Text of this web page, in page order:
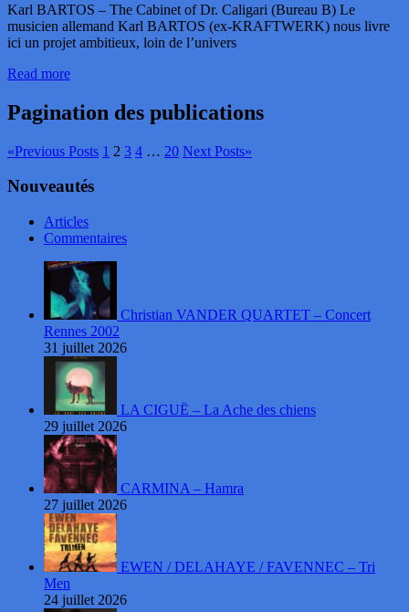
Karl BARTOS – The Cabinet of Dr. Caligari (Bureau B) Le
musicien allemand Karl BARTOS (ex-KRAFTWERK) nous livre
ici un projet ambitieux, loin de l’univers
Read more
Pagination des publications
«Previous Posts 1 2 3 4 … 20 Next Posts»
Nouveautés
Articles
Commentaires
Christian VANDER QUARTET – Concert
Rennes 2002
31 juillet 2026
LA CIGUË – La Ache des chiens
29 juillet 2026
CARMINA – Hamra
27 juillet 2026
EWEN / DELAHAYE / FAVENNEC – Tri
Men
24 juillet 2026